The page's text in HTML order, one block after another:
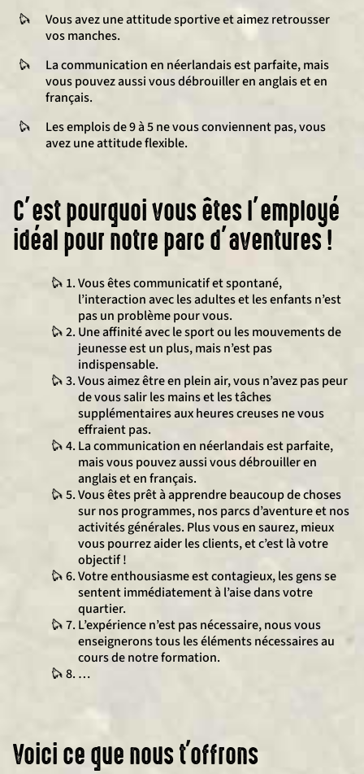
Vous avez une attitude sportive et aimez retrousser
vos manches.
La communication en néerlandais est parfaite, mais
vous pouvez aussi vous débrouiller en anglais et en
français.
Les emplois de 9 à 5 ne vous conviennent pas, vous
avez une attitude flexible.
C’est pourquoi vous êtes l’employé
idéal pour notre parc d’aventures !
Vous êtes communicatif et spontané,
l’interaction avec les adultes et les enfants n’est
pas un problème pour vous.
Une affinité avec le sport ou les mouvements de
jeunesse est un plus, mais n’est pas
indispensable.
Vous aimez être en plein air, vous n’avez pas peur
de vous salir les mains et les tâches
supplémentaires aux heures creuses ne vous
effraient pas.
La communication en néerlandais est parfaite,
mais vous pouvez aussi vous débrouiller en
anglais et en français.
Vous êtes prêt à apprendre beaucoup de choses
sur nos programmes, nos parcs d’aventure et nos
activités générales. Plus vous en saurez, mieux
vous pourrez aider les clients, et c’est là votre
objectif !
Votre enthousiasme est contagieux, les gens se
sentent immédiatement à l’aise dans votre
quartier.
L’expérience n’est pas nécessaire, nous vous
enseignerons tous les éléments nécessaires au
cours de notre formation.
…
Voici ce que nous t'offrons